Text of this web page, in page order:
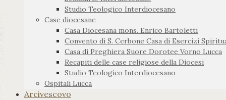
Studio Teologico Interdiocesano
Case diocesane
Casa Diocesana mons. Enrico Bartoletti
Convento di S. Cerbone Casa di Esercizi
Casa di Preghiera Suore Dorotee Vorno Lucca
Recapiti delle case religiose della Diocesi
Studio Teologico Interdiocesano
Ospitali Lucca
Arcivescovo